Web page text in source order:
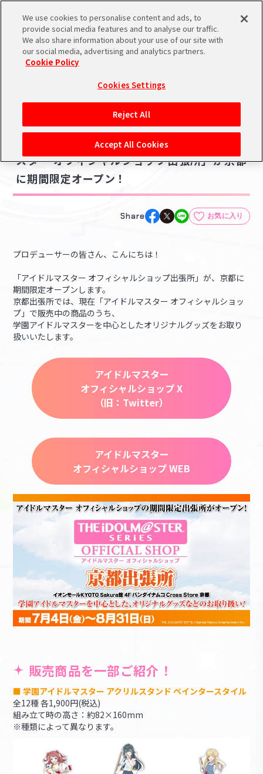
スケジュール 検索
バンダイナムコIDで
アイドルマスター ポータルへの登録について
シリアルコード・
あいことば
活動履歴
閲覧履歴・購入履歴
お気に入り
マイスケジュール
マイデスク設定変更
ニュース
コラボ・キャンペーン
2025.07.02
【アイドルマスターシリーズ】「アイドルマ
スター オフィシャルショップ出張所」が京都
に期間限定オープン！
Share お気に入り
プロデューサーの皆さん、こんにちは！
「アイドルマスター オフィシャルショップ出張所」が、京都に
期間限定オープンします。
京都出張所では、現在「アイドルマスター オフィシャルショッ
プ」で販売中の商品のうち、
学園アイドルマスターを中心としたオリジナルグッズをお取り
扱いいたします。
アイドルマスター
オフィシャルショップ X
（旧：Twitter）
アイドルマスター
オフィシャルショップ WEB
販売商品を一部ご紹介！
■ 学園アイドルマスター アクリルスタンド ペインタースタイル
全12種 各1,900円(税込)
組み立て時の高さ：約82×160mm
※種類によって異なります。
We use cookies to personalise content and ads, to
provide social media features and to analyse our traffic.
We also share information about your use of our site with
our social media, advertising and analytics partners.
Cookie Policy
Cookies Settings
Reject All
Accept All Cookies